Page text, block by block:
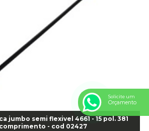
4pçs - Marrom - Cod 01467
4pçs - Preto - Cod 01335
4pçs - Laranja - Cod 00520
OR-224 TG - Cod: 03749
OR-449 Cod: 03752
s/cam aro 22,5 - Cod 00166
Pneu Sem Câmara Aro 24,5 - Cod 02935
325 - Cod 03390
325 Nacional -Cod 01768
jumbo semi flexivel 4661 - 15 pol. 381
- cod 02427
Solicite um
Orçamento